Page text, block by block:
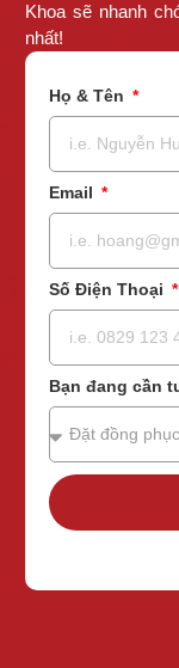
Khoa sẽ nhanh
nhất!
Họ & Tên
Email
Số Điện Thoại
Bạn đang cần